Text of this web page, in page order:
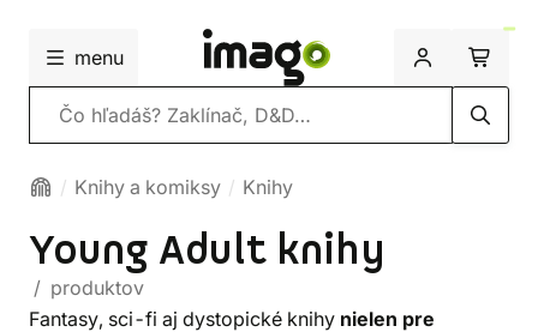
menu
Vyhľadávanie
Knihy a komiksy Knihy
Young Adult knihy
/ produktov
Fantasy, sci-fi aj dystopické knihy nielen pre